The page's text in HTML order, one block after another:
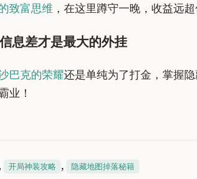
致富思维 ，在这里蹲守一晚，收益远
息差才是最大的外挂
巴克的荣耀还是单纯为了打金，掌握
业！
开局神装攻略 , 隐藏地图掉落秘籍